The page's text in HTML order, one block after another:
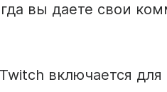
вы даете свои
включается